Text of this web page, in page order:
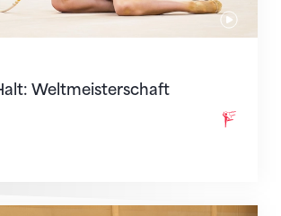
Weltmeisterschaft